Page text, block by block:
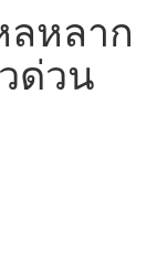
หลาก
ด่วน